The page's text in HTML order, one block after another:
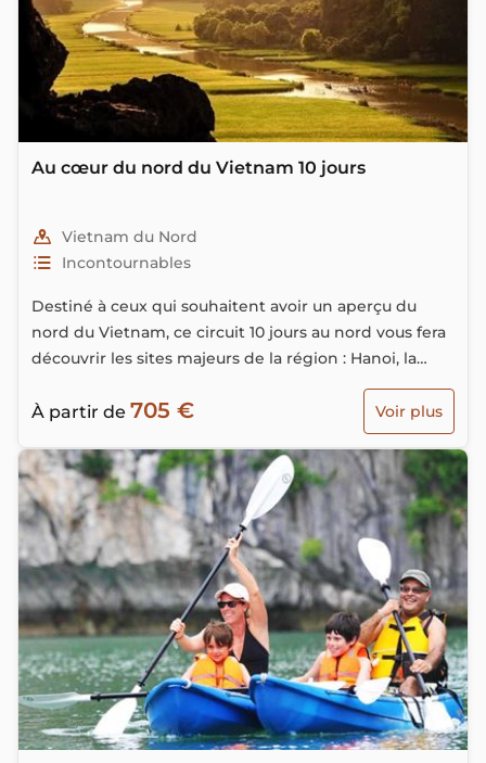
Au cœur du nord du Vietnam 10 jours
Vietnam du Nord
Incontournables
Destiné à ceux qui souhaitent avoir un aperçu du
nord du Vietnam, ce circuit 10 jours au nord vous fera
découvrir les sites majeurs de la région : Hanoi, la
capitale, la baie d’Halong et la baie d’halong terrestre.
Vous visiterez également Mai Chau et Pu Luong, des
vallées verdoyantes situées non loin de la capitale
vietnamienne, au sud-ouest. C’est dans ces fabuleux
endroits que vous effectuerez des randonnées
pédestres à travers des rizières, des forêts et des
villages traditionnels. Vous séjournerez également
chez l’habitant au sein d’une famille issue de la
minorité ethnique Thaï. Dépaysement garanti !
À partir de 705 € Voir plus